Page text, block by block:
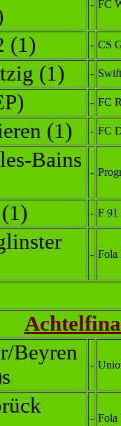
- FC
(1) - CS
(1) -
- FC
(1) - FC
Bains
-
- F
- Fola
Beyren
-
- Fola